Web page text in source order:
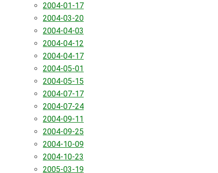
2004-01-17
2004-03-20
2004-04-03
2004-04-12
2004-04-17
2004-05-01
2004-05-15
2004-07-17
2004-07-24
2004-09-11
2004-09-25
2004-10-09
2004-10-23
2005-03-19